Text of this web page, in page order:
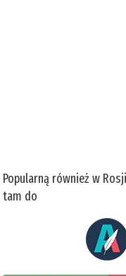
Popularną również w
tam do